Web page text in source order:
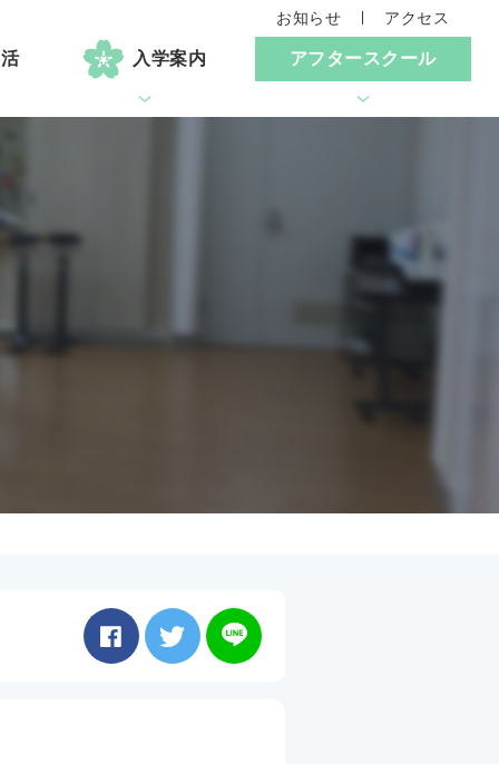
入学案内 アフタースクール
お知らせ アクセス